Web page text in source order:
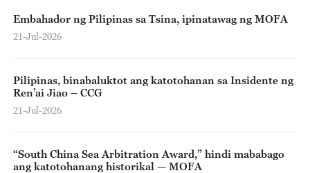
Embahador ng Pilipinas sa Tsina, ipinatawag ng MOFA
21-Jul-2026
Pilipinas, binabaluktot ang katotohanan sa Insidente ng
Ren’ai Jiao – CCG
21-Jul-2026
“South China Sea Arbitration Award,” hindi mababago
ang katotohanang historikal — MOFA